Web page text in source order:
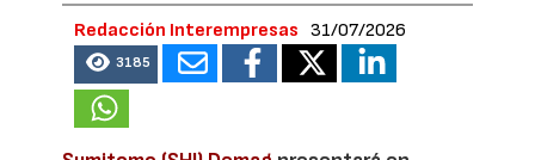
Redacción Interempresas 31/07/2026
3185